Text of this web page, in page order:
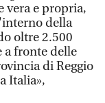
vera e propria,
della
oltre 2.500
fronte delle
di Reggio
Italia»,